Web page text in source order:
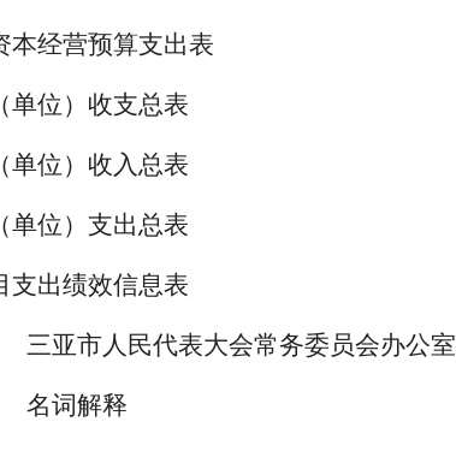
本经营预算支出表
（单位） 收支总表
（单位） 收入总表
（单位） 支出总表
支出绩效信息表
三亚市人民代表大会常务委员会办公室
名词解释